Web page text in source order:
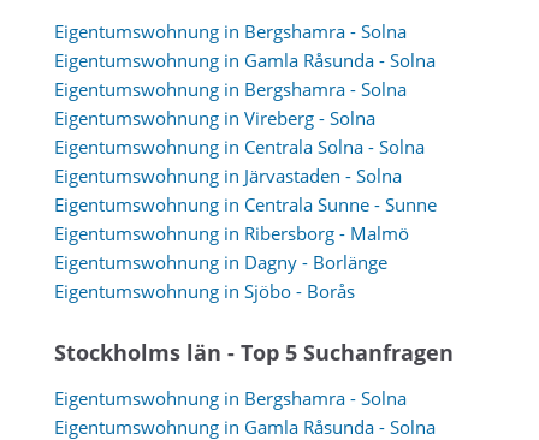
Eigentumswohnung in Bergshamra - Solna
Eigentumswohnung in Gamla Råsunda - Solna
Eigentumswohnung in Bergshamra - Solna
Eigentumswohnung in Vireberg - Solna
Eigentumswohnung in Centrala Solna - Solna
Eigentumswohnung in Järvastaden - Solna
Eigentumswohnung in Centrala Sunne - Sunne
Eigentumswohnung in Ribersborg - Malmö
Eigentumswohnung in Dagny - Borlänge
Eigentumswohnung in Sjöbo - Borås
Stockholms län - Top 5 Suchanfragen
Eigentumswohnung in Bergshamra - Solna
Eigentumswohnung in Gamla Råsunda - Solna